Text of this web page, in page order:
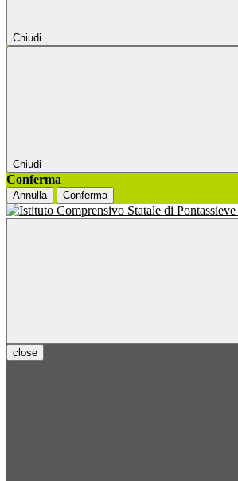
Chiudi
Chiudi
Conferma
Annulla Conferma
close